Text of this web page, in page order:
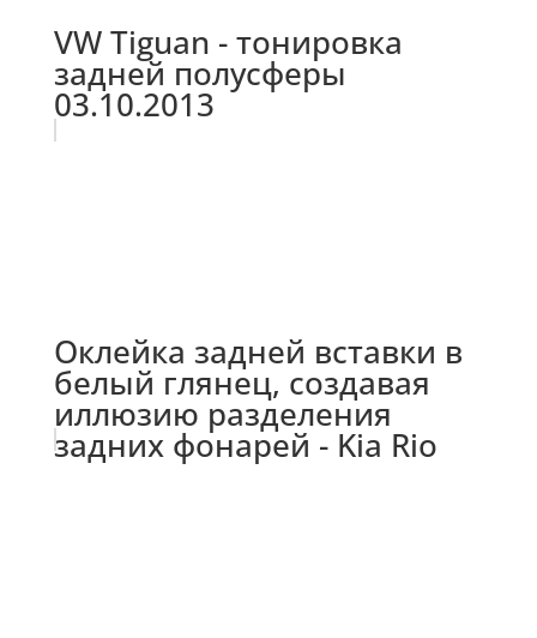
VW Tiguan - тонировка
задней полусферы
03.10.2013
Оклейка задней вставки в
белый глянец, создавая
иллюзию разделения
задних фонарей - Kia Rio